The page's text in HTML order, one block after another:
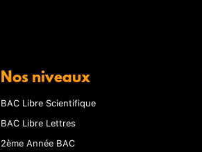
Nos niveaux
BAC Libre Scientifique
BAC Libre Lettres
2ème Année BAC